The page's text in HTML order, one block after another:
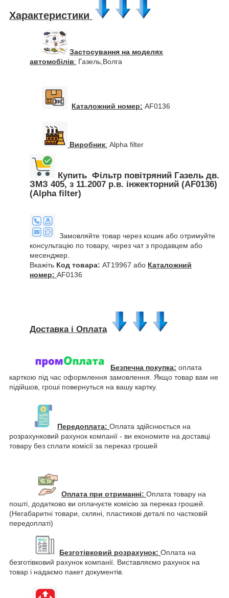
Характеристики
Застосування на моделях
автомобілів: Газель,Волга
Каталожний номер: AF0136
Виробник: Alpha filter
Купить Фільтр повітряний Газель дв.
ЗМЗ 405, з 11.2007 р.в. інжекторний (AF0136)
(Alpha filter)
Замовляйте товар через кошик або отримуйте
консультацію по товару, через чат з продавцем або
месенджер.
Вкажіть Код товара: AT19967 або Каталожний
номер: AF0136
Доставка і Оплата
Безпечна покупка: оплата
карткою під час оформлення замовлення. Якщо товар вам не
підійшов, гроші повернуться на вашу картку.
Передоплата: Оплата здійснюється на
розрахунковий рахунок компанії - ви економите на доставці
товару без сплати комісії за переказ грошей
Оплата при отриманні: Оплата товару на
пошті, додатково ви оплачуєте комісію за переказ грошей.
(Негабаритні товари, скляні, пластикові деталі по частковій
передоплаті)
Безготівковий розрахунок: Оплата на
безготівковий рахунок компанії. Виставляємо рахунок на
товар і надаємо пакет документів.